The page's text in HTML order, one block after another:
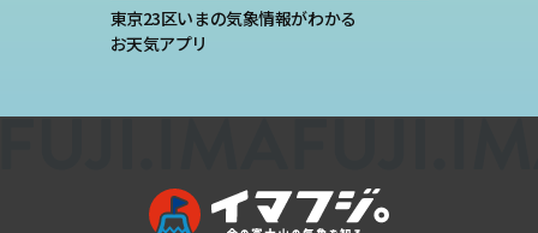
東京23区いまの気象情報がわかる
お天気アプリ